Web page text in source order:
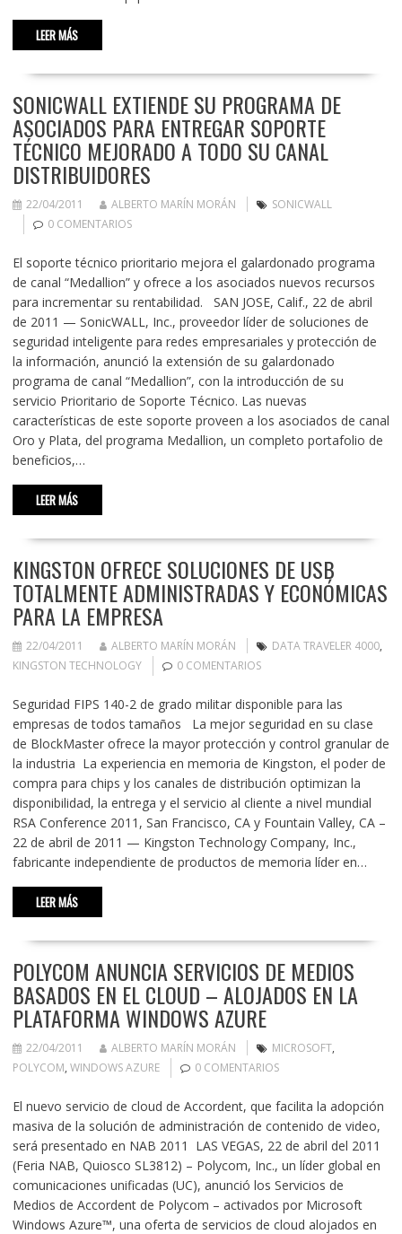
LEER MÁS
SONICWALL EXTIENDE SU PROGRAMA DE
ASOCIADOS PARA ENTREGAR SOPORTE
TÉCNICO MEJORADO A TODO SU CANAL
DISTRIBUIDORES
22/04/2011 ALBERTO MARÍN MORÁN
SONICWALL
0 COMENTARIOS
El soporte técnico prioritario mejora el galardonado programa
de canal “Medallion” y ofrece a los asociados nuevos recursos
para incrementar su rentabilidad. SAN JOSE, Calif., 22 de abril
de 2011 — SonicWALL, Inc., proveedor líder de soluciones de
seguridad inteligente para redes empresariales y protección de
la información, anunció la extensión de su galardonado
programa de canal “Medallion”, con la introducción de su
servicio Prioritario de Soporte Técnico. Las nuevas
características de este soporte proveen a los asociados de canal
Oro y Plata, del programa Medallion, un completo portafolio de
beneficios,…
LEER MÁS
KINGSTON OFRECE SOLUCIONES DE USB
TOTALMENTE ADMINISTRADAS Y ECONÓMICAS
PARA LA EMPRESA
22/04/2011 ALBERTO MARÍN MORÁN DATA TRAVELER 4000,
KINGSTON TECHNOLOGY
0 COMENTARIOS
Seguridad FIPS 140-2 de grado militar disponible para las
empresas de todos tamaños La mejor seguridad en su clase
de BlockMaster ofrece la mayor protección y control granular de
la industria La experiencia en memoria de Kingston, el poder de
compra para chips y los canales de distribución optimizan la
disponibilidad, la entrega y el servicio al cliente a nivel mundial
RSA Conference 2011, San Francisco, CA y Fountain Valley, CA –
22 de abril de 2011 — Kingston Technology Company, Inc.,
fabricante independiente de productos de memoria líder en…
LEER MÁS
POLYCOM ANUNCIA SERVICIOS DE MEDIOS
BASADOS EN EL CLOUD – ALOJADOS EN LA
PLATAFORMA WINDOWS AZURE
22/04/2011 ALBERTO MARÍN MORÁN MICROSOFT,
POLYCOM, WINDOWS AZURE 0 COMENTARIOS
El nuevo servicio de cloud de Accordent, que facilita la adopción
masiva de la solución de administración de contenido de video,
será presentado en NAB 2011 LAS VEGAS, 22 de abril del 2011
(Feria NAB, Quiosco SL3812) – Polycom, Inc., un líder global en
comunicaciones unificadas (UC), anunció los Servicios de
Medios de Accordent de Polycom – activados por Microsoft
Windows Azure™, una oferta de servicios de cloud alojados en